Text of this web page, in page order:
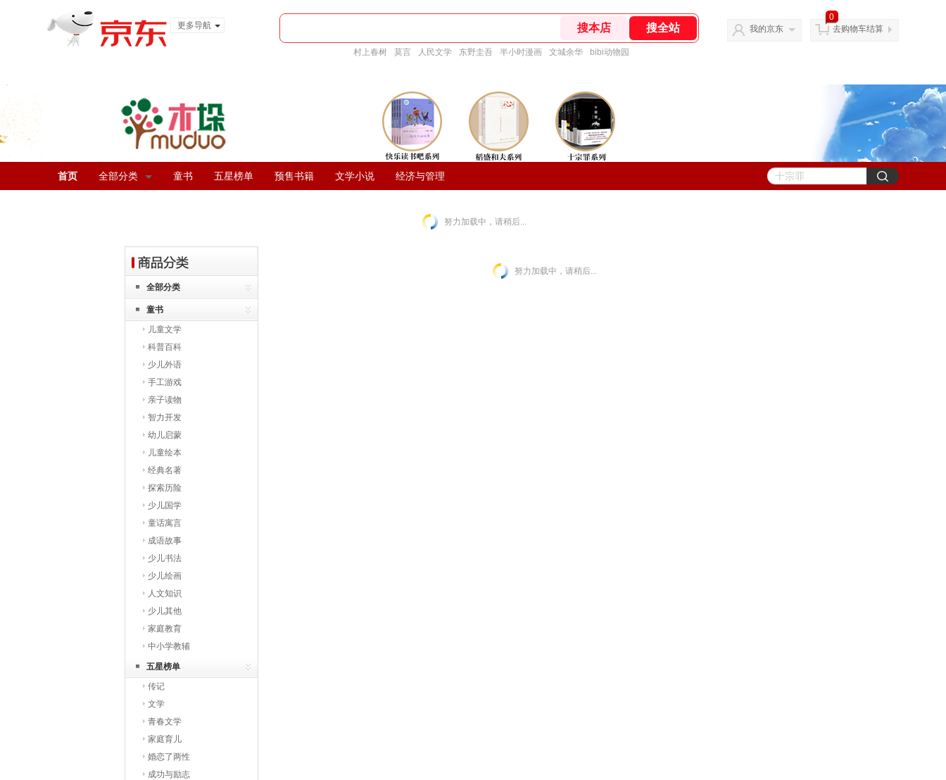
更多导航
村上春树 莫言 人民文学 东野圭吾 半小时漫画 文城余华 bibi动物园
我的京东
0
去购物车结算
首页 全部分类 童书 五星榜单 预售书籍 文学小说 经济与管理
努力加载中，请稍后...
全部分类
童书
儿童文学
科普百科
少儿外语
手工游戏
亲子读物
智力开发
幼儿启蒙
儿童绘本
经典名著
探索历险
少儿国学
童话寓言
成语故事
少儿书法
少儿绘画
人文知识
少儿其他
家庭教育
中小学教辅
五星榜单
传记
文学
青春文学
家庭育儿
婚恋了两性
成功与励志
努力加载中，请稍后...